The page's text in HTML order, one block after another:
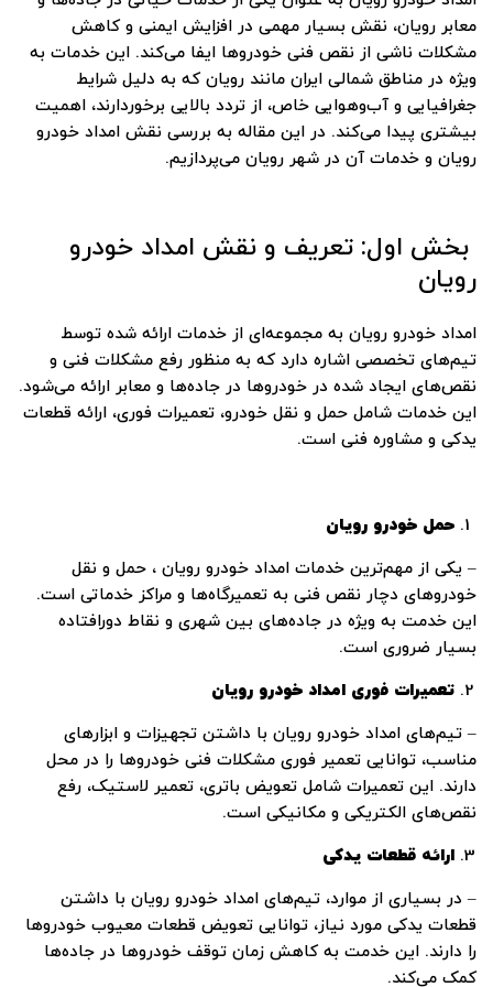
معابر رویان، نقش بسیار مهمی در افزایش ایمنی و کاهش
مشکلات ناشی از نقص فنی خودروها ایفا می‌کند. این خدمات به
ویژه در مناطق شمالی ایران مانند رویان که به دلیل شرایط
جغرافیایی و آب‌وهوایی خاص، از تردد بالایی برخوردارند، اهمیت
بیشتری پیدا می‌کند. در این مقاله به بررسی نقش امداد خودرو
رویان و خدمات آن در شهر رویان می‌پردازیم.
بخش اول: تعریف و نقش امداد خودرو
رویان
امداد خودرو رویان به مجموعه‌ای از خدمات ارائه شده توسط
تیم‌های تخصصی اشاره دارد که به منظور رفع مشکلات فنی و
نقص‌های ایجاد شده در خودروها در جاده‌ها و معابر ارائه می‌شود.
این خدمات شامل حمل و نقل خودرو، تعمیرات فوری، ارائه قطعات
یدکی و مشاوره فنی است.
حمل خودرو رویان
– یکی از مهم‌ترین خدمات امداد خودرو رویان ، حمل و نقل
خودروهای دچار نقص فنی به تعمیرگاه‌ها و مراکز خدماتی است.
این خدمت به ویژه در جاده‌های بین شهری و نقاط دورافتاده
بسیار ضروری است.
تعمیرات فوری امداد خودرو رویان
– تیم‌های امداد خودرو رویان با داشتن تجهیزات و ابزارهای
مناسب، توانایی تعمیر فوری مشکلات فنی خودروها را در محل
دارند. این تعمیرات شامل تعویض باتری، تعمیر لاستیک، رفع
نقص‌های الکتریکی و مکانیکی است.
ارائه قطعات یدکی
– در بسیاری از موارد، تیم‌های امداد خودرو رویان با داشتن
قطعات یدکی مورد نیاز، توانایی تعویض قطعات معیوب خودروها
را دارند. این خدمت به کاهش زمان توقف خودروها در جاده‌ها
کمک می‌کند.